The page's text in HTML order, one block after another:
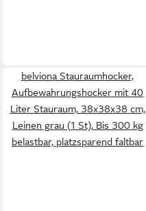
belviona Stauraumhocker,
Aufbewahrungshocker mit 40
Liter Stauraum, 38x38x38 cm,
Leinen grau (1 St), Bis 300 kg
belastbar, platzsparend faltbar